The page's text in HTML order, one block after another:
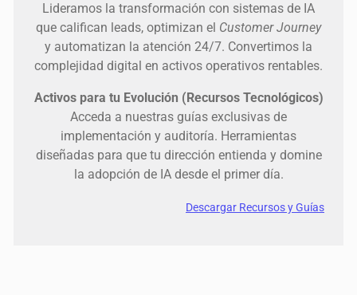
Lideramos la transformación con sistemas de IA
que califican leads, optimizan el Customer Journey
y automatizan la atención 24/7. Convertimos la
complejidad digital en activos operativos rentables.
Activos para tu Evolución (Recursos Tecnológicos)
Acceda a nuestras guías exclusivas de
implementación y auditoría. Herramientas
diseñadas para que tu dirección entienda y domine
la adopción de IA desde el primer día.
Descargar Recursos y Guías